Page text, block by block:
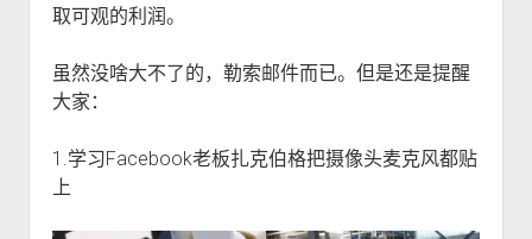
取可观的利润。
虽然没啥大不了的，勒索邮件而已。但是还是提醒
大家：
1.学习Facebook老板扎克伯格把摄像头麦克风都贴
上